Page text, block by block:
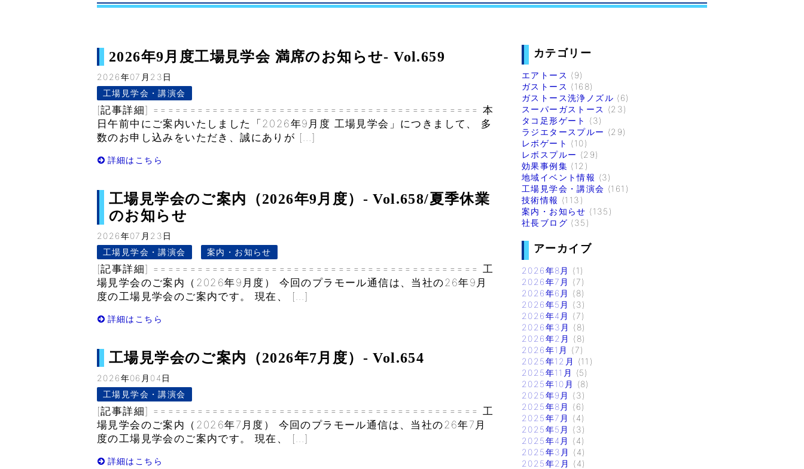
2026年9月度工場見学会 満席のお知らせ- Vol.659
2026年07月23日
工場見学会・講演会
[記事詳細] ============================================ 本
日午前中にご案内いたしました「2026年9月度 工場見学会」につきまして、 多
数のお申し込みをいただき、誠にありが […]
詳細はこちら
工場見学会のご案内（2026年9月度）- Vol.658/夏季休業
のお知らせ
2026年07月23日
工場見学会・講演会
案内・お知らせ
[記事詳細] ============================================ 工
場見学会のご案内（2026年9月度） 今回のプラモール通信は、当社の26年9月
度の工場見学会のご案内です。 現在、 […]
詳細はこちら
工場見学会のご案内（2026年7月度）- Vol.654
2026年06月04日
工場見学会・講演会
[記事詳細] ============================================ 工
場見学会のご案内（2026年7月度） 今回のプラモール通信は、当社の26年7月
度の工場見学会のご案内です。 現在、 […]
詳細はこちら
カテゴリー
エアトース (9)
ガストース (168)
ガストース洗浄ノズル (6)
スーパーガストース (23)
タコ足形ゲート
(3)
ラジエタースプルー (29)
レボゲート (10)
レボスプルー (29)
効果事例集 (12)
地域イベント情報 (3)
工場見学会・講演会 (161)
技術情報 (113)
案内・お知らせ (135)
社長ブログ (35)
アーカイブ
2026年8月
(1)
2026年7月
(7)
2026年6月
(8)
2026年5月
(3)
2026年4月
(7)
2026年3月
(8)
2026年2月
(8)
2026年1月
(7)
2025年12月
(11)
2025年11月
(5)
2025年10月
(8)
2025年9月
(3)
2025年8月
(6)
2025年7月
(4)
2025年5月
(3)
2025年4月
(4)
2025年3月
(4)
2025年2月
(4)